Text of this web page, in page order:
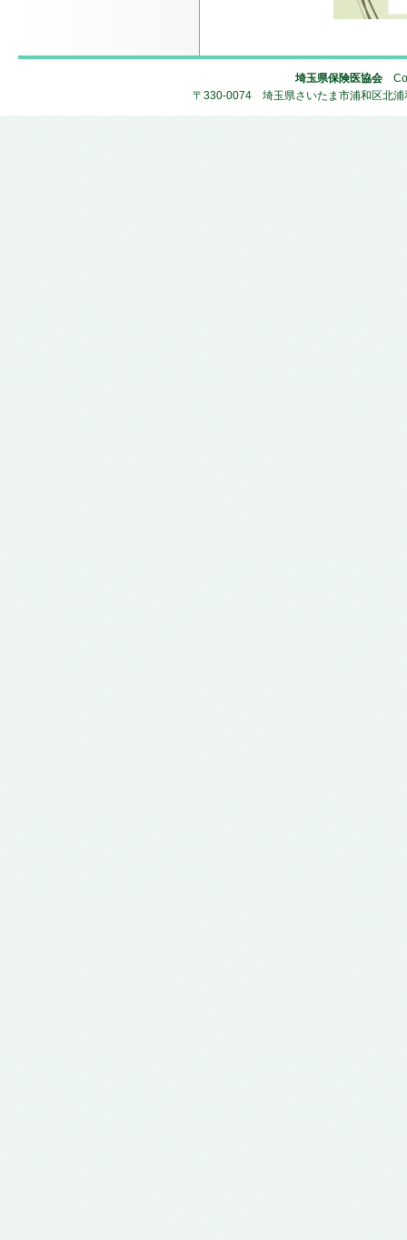
埼玉県保険医協会
〒330-0074 埼玉県さいたま市浦和区北